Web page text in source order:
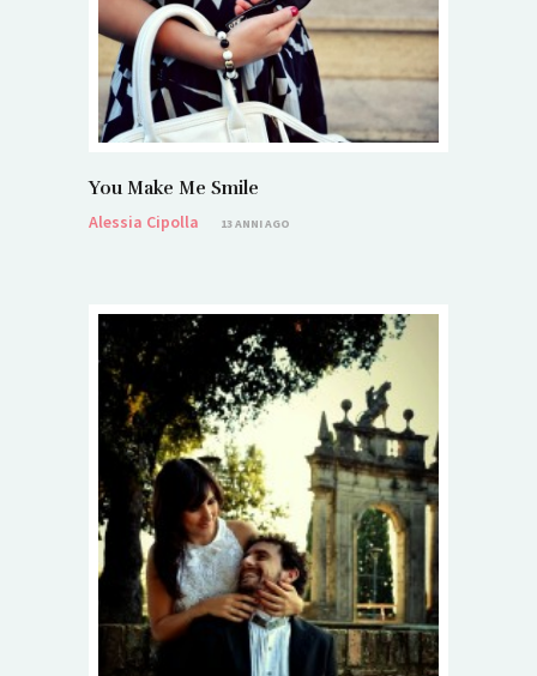
You Make Me Smile
Alessia Cipolla
13 ANNI AGO